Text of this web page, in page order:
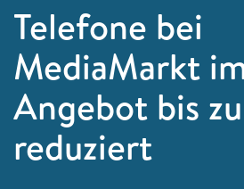
Telefone bei
MediaMarkt
Angebot bis
reduziert